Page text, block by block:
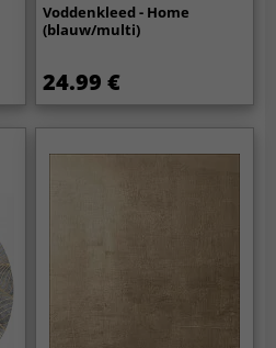
Voddenkleed - Home
(blauw/multi)
24.99 €